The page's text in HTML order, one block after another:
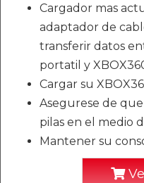
Cargador mas
adaptador de
transferir datos
portatil y
Cargar su
Asegurese de
pilas en el medio
Mantener su